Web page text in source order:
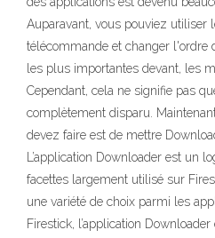
Auparavant, vous pouviez utiliser
télécommande et changer l'ordre
les plus importantes devant, les
Cependant, cela ne signifie pas
complètement disparu.
devez faire est de mettre
L’application Downloader est un
facettes largement utilisé sur
une variété de choix parmi les
Firestick, l’application Downloader